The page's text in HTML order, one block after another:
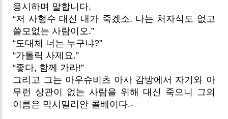
응시하며 말합니다.
“저 사형수 대신 내가 죽겠소. 나는 처자식도 없고
쓸모없는 사람이오.”
“도대체 너는 누구냐?”
“가톨릭 사제요.”
“좋다, 함께 가라!”
그리고 그는 아우슈비츠 아사 감방에서 자기와 아
무런 상관이 없는 사람을 위해 대신 죽으니 그의
이름은 막시밀리안 콜베이다.-